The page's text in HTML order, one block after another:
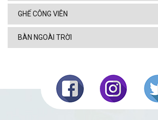
GHẾ CÔNG VIÊN
BÀN NGOÀI TRỜI